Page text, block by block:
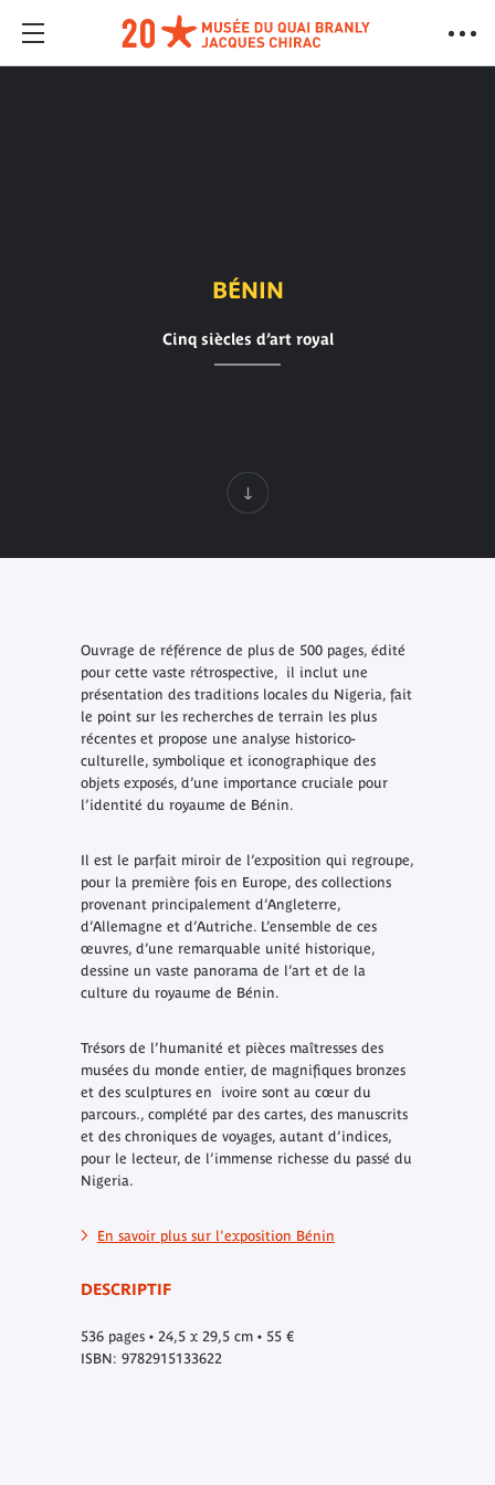
BÉNIN
Cinq siècles d’art royal
Ouvrage de référence de plus de 500 pages, édité
pour cette vaste rétrospective, il inclut une
présentation des traditions locales du Nigeria, fait
le point sur les recherches de terrain les plus
récentes et propose une analyse historico-
culturelle, symbolique et iconographique des
objets exposés, d’une importance cruciale pour
l’identité du royaume de Bénin.
Il est le parfait miroir de l’exposition qui regroupe,
pour la première fois en Europe, des collections
provenant principalement d’Angleterre,
d’Allemagne et d’Autriche. L’ensemble de ces
œuvres, d’une remarquable unité historique,
dessine un vaste panorama de l’art et de la
culture du royaume de Bénin.
Trésors de l’humanité et pièces maîtresses des
musées du monde entier, de magnifiques bronzes
et des sculptures en ivoire sont au cœur du
parcours., complété par des cartes, des manuscrits
et des chroniques de voyages, autant d’indices,
pour le lecteur, de l’immense richesse du passé du
Nigeria.
En savoir plus sur l'exposition Bénin
DESCRIPTIF
536 pages • 24,5 x 29,5 cm • 55 €
ISBN: 9782915133622